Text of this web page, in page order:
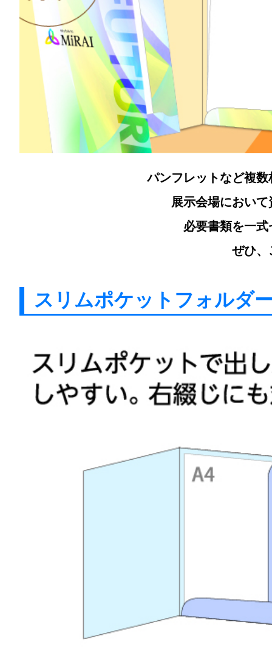
パンフレットなど複
展示会場におい
必要書類を一
ぜひ、
スリムポケットフォルダ